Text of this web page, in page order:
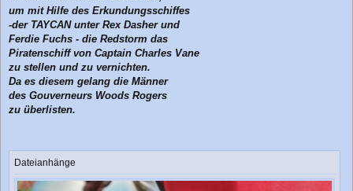
um mit Hilfe des Erkundungsschiffes
-der TAYCAN unter Rex Dasher und
Ferdie Fuchs - die Redstorm das
Piratenschiff von Captain Charles Vane
zu stellen und zu vernichten.
Da es diesem gelang die Männer
des Gouverneurs Woods Rogers
zu überlisten.
Dateianhänge